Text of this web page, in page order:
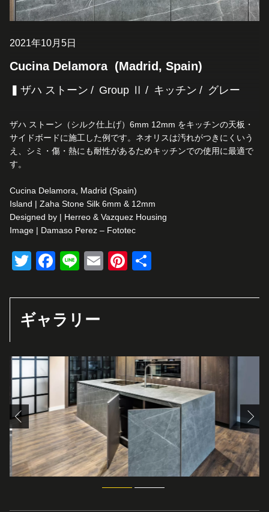
2021年10月5日
Cucina Delamora (Madrid, Spain)
▍ザハ ストーン Group Ⅱ キッチン グレー
ザハ ストーン（シルク仕上げ）6mm 12mm をキッチンの天板・
サイドボードに施工した例です。ネオリスは汚れがつきにくいう
え、シミ・傷・熱にも耐性があるためキッチンでの使用に最適で
す。
Cucina Delamora, Madrid (Spain)
Island | Zaha Stone Silk 6mm & 12mm
Designed by | Herreo & Vazquez Housing
Image | Damaso Perez – Fototec
TwitterFacebook
LineEmailPinterest
ギャラリー